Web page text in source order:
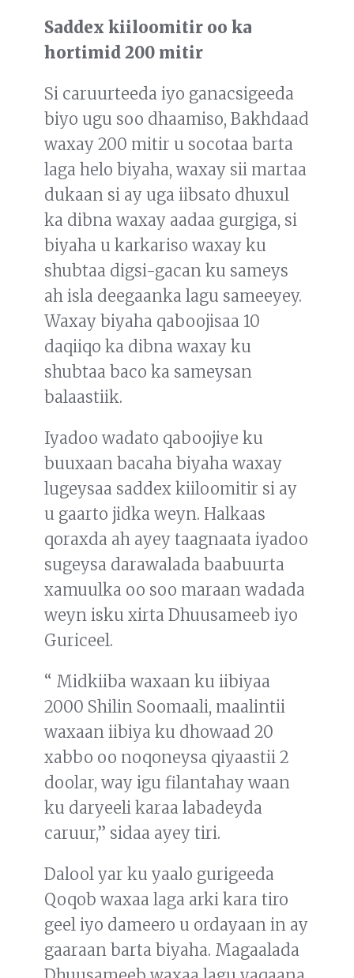
Saddex kiiloomitir oo ka
hortimid 200 mitir
Si caruurteeda iyo ganacsigeeda
biyo ugu soo dhaamiso, Bakhdaad
waxay 200 mitir u socotaa barta
laga helo biyaha, waxay sii martaa
dukaan si ay uga iibsato dhuxul
ka dibna waxay aadaa gurgiga, si
biyaha u karkariso waxay ku
shubtaa digsi-gacan ku sameys
ah isla deegaanka lagu sameeyey.
Waxay biyaha qaboojisaa 10
daqiiqo ka dibna waxay ku
shubtaa baco ka sameysan
balaastiik.
Iyadoo wadato qaboojiye ku
buuxaan bacaha biyaha waxay
lugeysaa saddex kiiloomitir si ay
u gaarto jidka weyn. Halkaas
qoraxda ah ayey taagnaata iyadoo
sugeysa darawalada baabuurta
xamuulka oo soo maraan wadada
weyn isku xirta Dhuusameeb iyo
Guriceel.
“ Midkiiba waxaan ku iibiyaa
2000 Shilin Soomaali, maalintii
waxaan iibiya ku dhowaad 20
xabbo oo noqoneysa qiyaastii 2
doolar, way igu filantahay waan
ku daryeeli karaa labadeyda
caruur,” sidaa ayey tiri.
Dalool yar ku yaalo gurigeeda
Qoqob waxaa laga arki kara tiro
geel iyo dameero u ordayaan in ay
gaaraan barta biyaha. Magaalada